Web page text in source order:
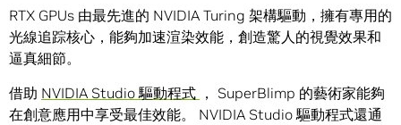
RTX GPUs 由最先進的 NVIDIA Turing 架構驅動，擁有專用的
光線追踪核心，能夠加速渲染效能，創造驚人的視覺效果和
逼真細節。
借助 NVIDIA Studio 驅動程式 ， SuperBlimp 的藝術家能夠
在創意應用中享受最佳效能。 NVIDIA Studio 驅動程式還通